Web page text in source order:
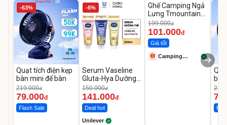
-63%
Quạt tích điện kẹp
bàn mini để bàn
219.000đ
79.000đ
Flash Sale
-6%
Serum Vaseline
Gluta-Hya Dưỡng
Da Sáng Mịn Sau 7
Ngày
150.000đ
141.000đ
Deal hot
Unilever
-49%
Ghế Camping Ngả
Lưng Tmountain
Gấp Gọn
199.000đ
101.000đ
Giá tốt
Camping